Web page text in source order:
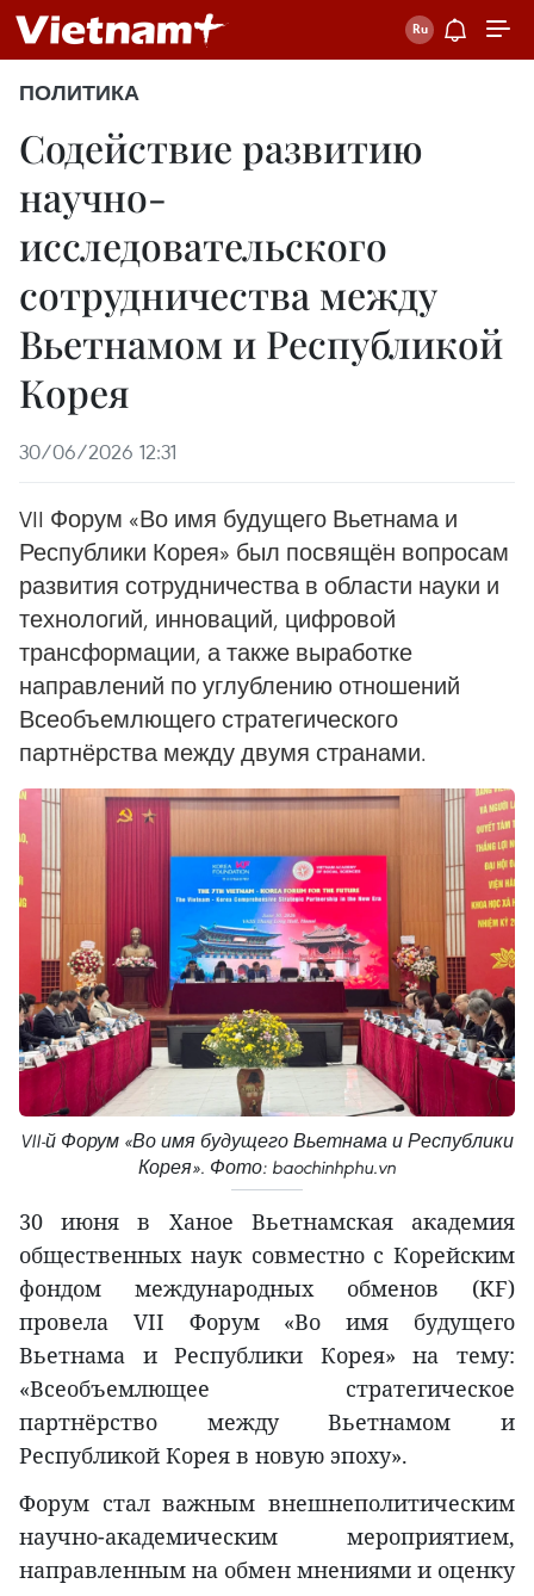
ПОЛИТИКА
Содействие развитию
научно-
исследовательского
сотрудничества между
Вьетнамом и Республикой
Корея
30/06/2026 12:31
VII Форум «Во имя будущего Вьетнама и
Республики Корея» был посвящён вопросам
развития сотрудничества в области науки и
технологий, инноваций, цифровой
трансформации, а также выработке
направлений по углублению отношений
Всеобъемлющего стратегического
партнёрства между двумя странами.
VII-й Форум «Во имя будущего Вьетнама и Республики
Корея». Фото: baochinhphu.vn
30 июня в Ханое Вьетнамская академия
общественных наук совместно с Корейским
фондом международных обменов (KF)
провела VII Форум «Во имя будущего
Вьетнама и Республики Корея» на тему:
«Всеобъемлющее стратегическое
партнёрство между Вьетнамом и
Республикой Корея в новую эпоху».
Форум стал важным внешнеполитическим
научно-академическим мероприятием,
направленным на обмен мнениями и оценку